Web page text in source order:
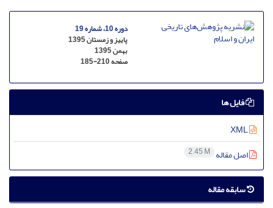
دوره 10، شماره 19
پاییز و زمستان 1395
بهمن 1395
صفحه185-210
فایل ها
اصل مقاله 2.45 M
سابقه مقاله